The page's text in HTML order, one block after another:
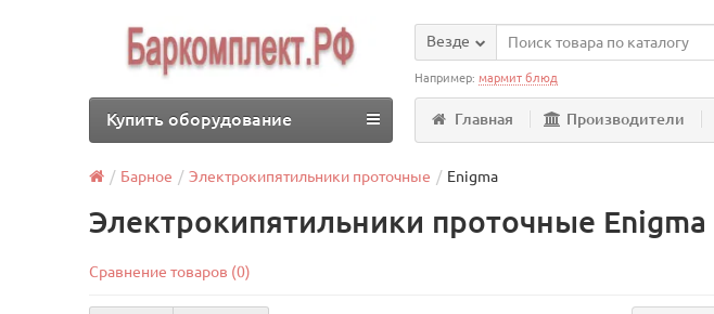
Везде
Например:мармит блюд
Главная Производители
Купить оборудование
Барное Электрокипятильники проточные Enigma
Электрокипятильники проточные Enigma
Сравнение товаров (0)